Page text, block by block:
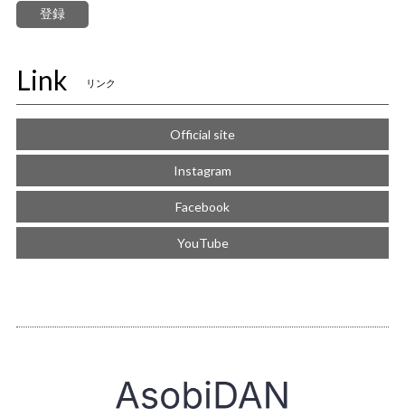
登録
Link リンク
Official site
Instagram
Facebook
YouTube